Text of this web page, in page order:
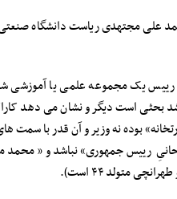
علی مجتهدی ریاست دانشگاه
رییس یک مجموعه علمی یا
بحثی است دیگر و نشان می دهد
بوده نه وزیر و آن قدر با سمت
رییس جمهوری» نباشد و «